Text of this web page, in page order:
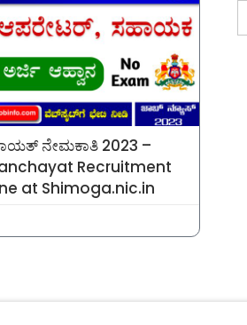
ನೇಮಕಾತಿ 2023 –
Recruitment
at Shimoga.nic.in